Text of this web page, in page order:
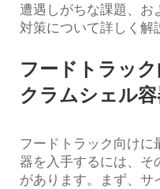
遭遇しがちな課題、お
対策について詳しく解
フードトラッ
クラムシェル
フードトラック向けに
器を入手するには、そ
があります。まず、サ